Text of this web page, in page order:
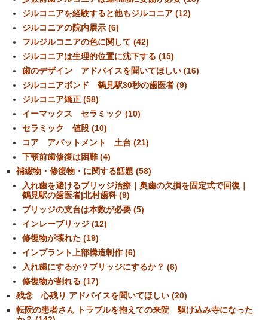
ジルコニアを経験すると他もジルコニア (12)
ジルコニアの院内展示 (6)
フルジルコニアの色に関して (42)
ジルコニアは生理的位置に沈下する (15)
歯のデザイン アドバイスを聞いてほしい (16)
ジルコニアボンド 鶴見駅30秒の歯医者 (9)
ジルコニア矯正 (58)
イーマックス セラミック (10)
セラミック 値段 (10)
コア アバットメント 土台 (21)
下顎前歯修復は困難 (4)
補綴物・修復物・に関する話題 (58)
入れ歯を避けるブリッジ治療｜奥歯の欠損を固定式で回復｜
鶴見駅の歯医者|北村歯科 (9)
ブリッジの支台は本数が必要 (5)
インレーブリッジ (12)
修復物が壊れた (19)
インプラント上部構造制作 (6)
入れ歯にするか？ブリッジにするか？ (6)
修復物が割れる (17)
残念 心残り アドバイスを聞いてほしい (20)
転院の患者さん トラブルを抱えての来院 駆け込み寺になった